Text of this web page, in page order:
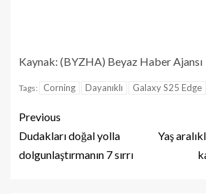
Kaynak: (BYZHA) Beyaz Haber Ajansı
Tags: Corning Dayanıklı Galaxy S25 Edge
Previous
Dudakları doğal yolla
dolgunlaştırmanın 7 sırrı
Yaş